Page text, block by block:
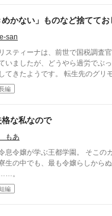
めかない」ものなど捨てて
san
スティーナは、前世で国税調査
いましたが、どうやら過労でぶ
です。 転生先のグリモード伯爵家は表向きは
会を営んでおりますが裏では何
らしく…。そんな表と裏の家業を
、なんと断捨離中に光魔法が使えるこ
を国にバレないようにしながら
師を目指します！
編
な私なので
もあ
息令嬢が学ぶ王都学園。 そこの
生の中でも、最も令嬢らしから
。
編